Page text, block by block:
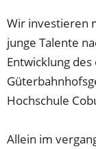
Wir investieren
junge Talente
Entwicklung
Hochschule
Allein im